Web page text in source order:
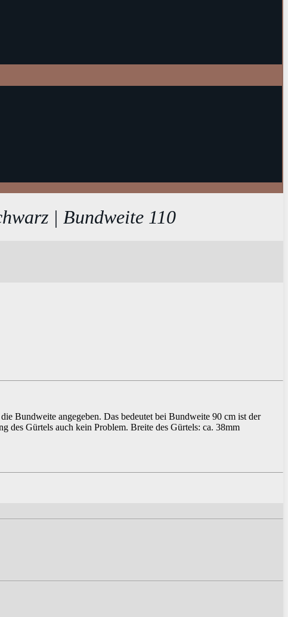
| Bundweite 110
Bundweite angegeben. Das bedeutet bei Bundweite 90 cm ist der
des Gürtels auch kein Problem. Breite des Gürtels: ca. 38mm